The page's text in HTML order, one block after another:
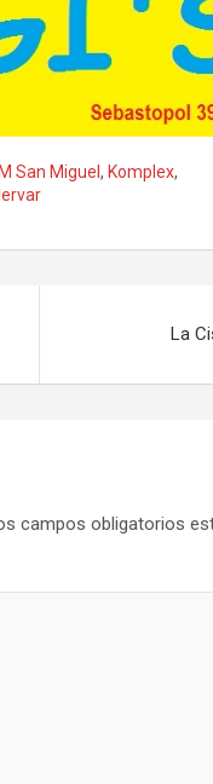
San Miguel , Komplex,
La
campos obligatorios